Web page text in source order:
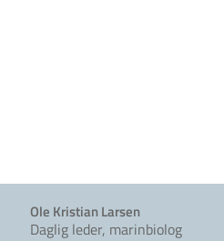
Ole Kristian Larsen
Daglig leder, marinbiolog